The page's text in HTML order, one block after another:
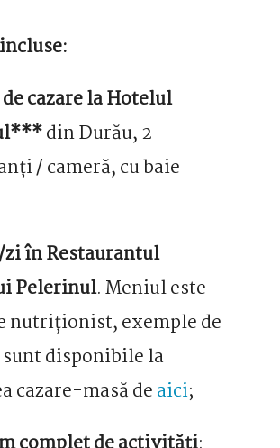
de cazare la Hotelul
din Durău, 2
/ cameră, cu baie
zi în Restaurantul
Pelerinul. Meniul este
nutriționist, exemple de
disponibile la
cazare-masă deaici;